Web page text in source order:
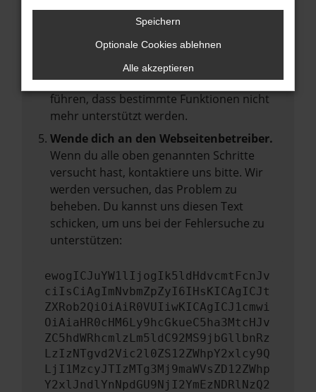
Stelle sicher, dass dein Browser und dein
Betriebssystem auf dem neuesten Stand
Veraltete Software birgt nicht nur ein
Sicherheitsrisiko, sondern kann auch dazu
führen, dass bestimmte Funktionen nicht
mehr unterstützt werden.
Wende dich an den Webseitenbetreiber.
Wenn du alle oben genannten Schritte
versucht hast, kontaktiere uns bitte. Wir
werden versuchen, das Problem zu
beheben. Du kannst uns diesen Text
schicken, um uns bei der Fehlersuche zu
unterstützen:
ewogICJuYW1lIjogIk5ldHdvcmtFcnJv
ciIsCiAgImNvbmZpZyI6IHsKICAgICJt
ZXRob2QiOiAiR0VUIiwKICAgICJ1cmwi
OiAiaHR0cHM6Ly9hcGkueC5ha3MtcHJv
ZC5hdWRhcmlzLm5ldC92MS9jbGllbnRz
LzIzNTgvd2Vic2l0ZS12ZWhpY2xlcy9Q
LjI1MzcyJTIzMTg3Mj9maWVsZD12ZWhp
Y2xlJndlYnNpdGU9NjI2YmEzNDRlNzQ2
Speichern
Optionale Cookies ablehnen
Alle akzeptieren